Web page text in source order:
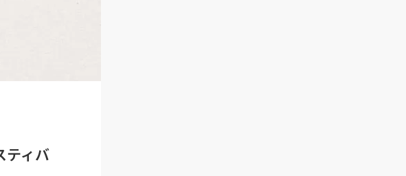
ティバ